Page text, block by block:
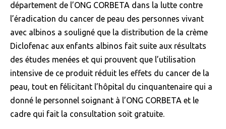
département de l’ONG CORBETA dans la lutte contre
l’éradication du cancer de peau des personnes vivant
avec albinos a souligné que la distribution de la crème
Diclofenac aux enfants albinos fait suite aux résultats
des études menées et qui prouvent que l’utilisation
intensive de ce produit réduit les effets du cancer de la
peau, tout en félicitant l’hôpital du cinquantenaire qui a
donné le personnel soignant à l’ONG CORBETA et le
cadre qui fait la consultation soit gratuite.